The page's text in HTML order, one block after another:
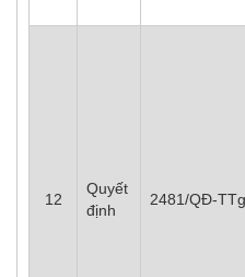
12
Quyết
định
2481/QĐ-TTg